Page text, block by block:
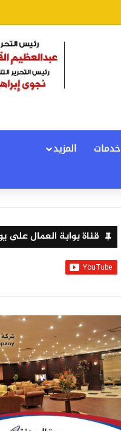
خدمات المزيد
قناة بوابة العمال على